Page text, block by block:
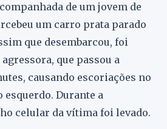
de um jovem de
um carro prata parado
que desembarcou, foi
que passou a
causando escoriações no
esquerdo. Durante a
celular da vítima foi levado.